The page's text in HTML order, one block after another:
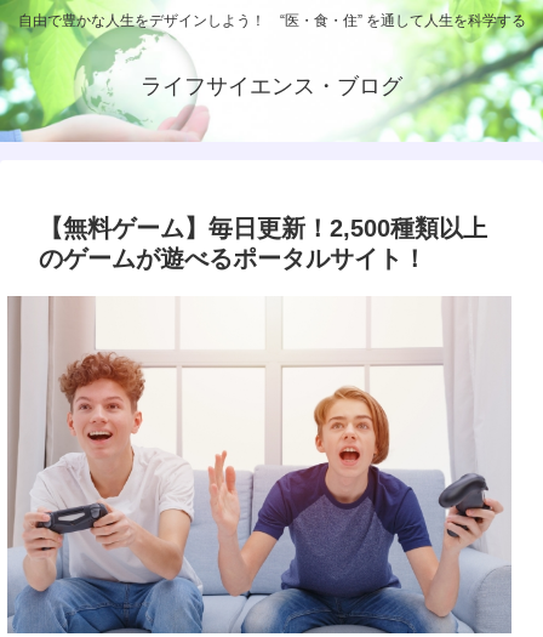
自由で豊かな人生をデザインしよう！ “医・食・住” を通して人生を科学する
ライフサイエンス・ブログ
【無料ゲーム】毎日更新！2,500種類以上
のゲームが遊べるポータルサイト！